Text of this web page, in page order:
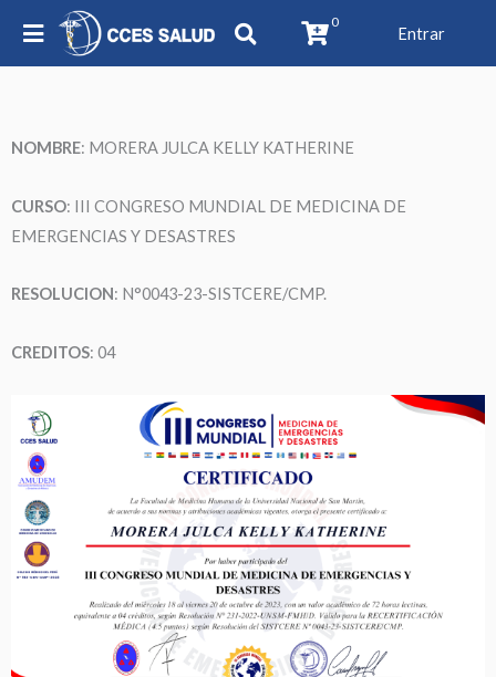
0
Entrar
NOMBRE: MORERA JULCA KELLY KATHERINE
CURSO: III CONGRESO MUNDIAL DE MEDICINA DE
EMERGENCIAS Y DESASTRES
RESOLUCION: N°0043-23-SISTCERE/CMP.
CREDITOS: 04